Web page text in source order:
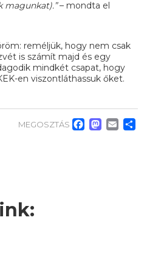
magunkat).”– mondta el
reméljük, hogy nem csak
is számít majd és egy
mindkét csapat, hogy
en viszontláthassuk őket.
MEGOSZTÁS